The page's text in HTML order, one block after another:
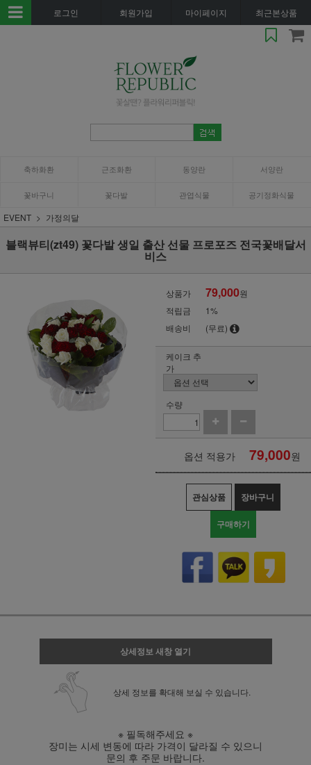
로그인 회원가입 마이페이지 최근본상품
축하화환 근조화환 동양란 서양란
꽃바구니 꽃다발 관엽식물 공기정화식물
EVENT 가정의달
블랙뷰티(zt49) 꽃다발 생일 출산 선물 프로포즈 전국꽃배달서
비스
상품가 79,000원
적립금
1%
배송비
(무료)
케이크 추
가
수량
옵션 적용가 79,000원
관심상품 장바구니
구매하기
상세정보 새창 열기
상세 정보를 확대해 보실 수 있습니다.
※ 필독해주세요 ※
장미는 시세 변동에 따라 가격이 달라질 수 있으니
문의 후 주문 바랍니다.